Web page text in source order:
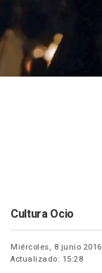
Cultura Ocio
Miércoles, 8 junio 2016
Actualizado: 15:28